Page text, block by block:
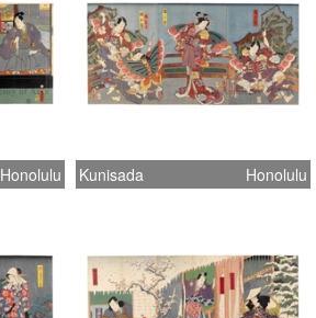
Honolulu Kunisada Honolulu